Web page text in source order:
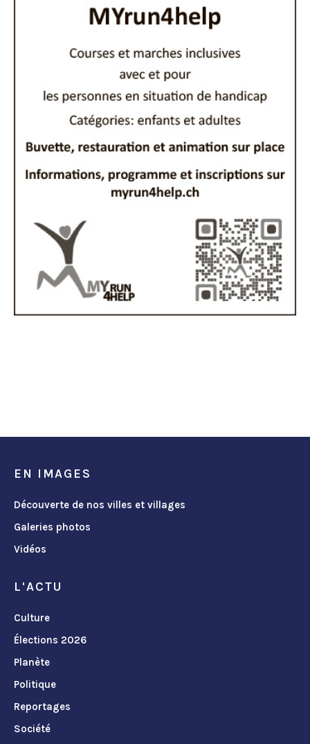
EN IMAGES
Découverte de nos villes et villages
Galeries photos
Vidéos
L'ACTU
Culture
Élections 2026
Planète
Politique
Reportages
Société